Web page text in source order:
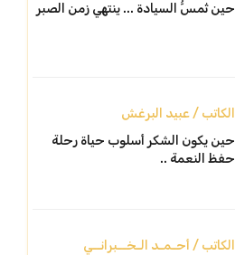
حين تُمسُّ السيادة ... ينتهي زمن الصبر
الكاتب / عبيد البرغش
حين يكون الشكر أسلوب حياة رحلة
حفظ النعمة ..
الكاتب / أحـمـد الـخــبرانــي